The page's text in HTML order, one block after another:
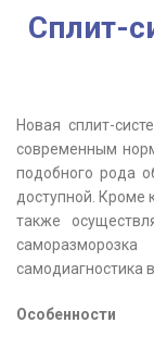
Сплит-
Новая сплит-
современным
подобного рода
доступной. Кроме
также
самодиагностика
Особенности